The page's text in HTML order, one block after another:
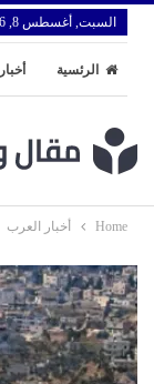
السبت, أغسطس 8, 2026
الرئسية أخبار
Home أخبار العرب